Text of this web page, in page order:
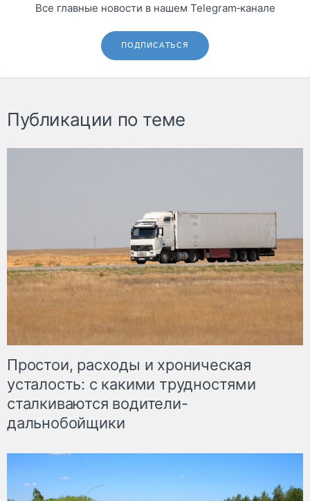
Все главные новости в нашем Telegram‑канале
ПОДПИСАТЬСЯ
Публикации по теме
Простои, расходы и хроническая
усталость: с какими трудностями
сталкиваются водители-
дальнобойщики